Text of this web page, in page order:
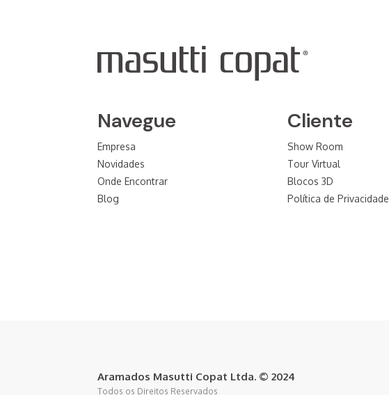
Navegue
Empresa
Novidades
Onde Encontrar
Blog
Cliente
Show Room
Tour Virtual
Blocos 3D
Política de Privacidade
Aramados Masutti Copat Ltda. © 2024
Todos os Direitos Reservados